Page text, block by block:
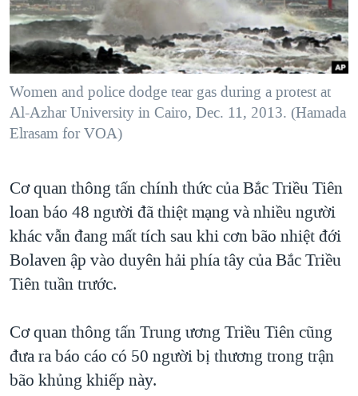
"Tìm"NGƯỜI VIỆT HẢI NGOẠI
ĐỜI SỐNG
KINH TẾ
KHOA HỌC
SỨC KHOẺ
THỂ THAO
GIÁO DỤC
TẠI
HÀNH TRÌNH BẦU CỬ 2024
MỘT NĂM CHIẾN TRANH TẠI DẢI GAZA
GIẢI MÃ VÀNH ĐAI & CON ĐƯỜNG
NGÀY TỊ NẠN THẾ GIỚI
CHI PHÍ CHIẾN TRANH AFGHANISTAN
CÁC GIÁ TRỊ CỘNG HÒA Ở VIỆT NAM
THƯỢNG ĐỈNH TRUMP-KIM TẠI VIỆT NAM
TRỊNH VĨNH BÌNH VS. CHÍNH PHỦ VIỆT NAM
BÊN KIA QUỐC LỘ: TIẾNG VỌNG TỪ NÔNG THÔN MỸ
QUAN HỆ VIỆT MỸ
VIDEO
NGHE
MẠNG XÃ HỘI
Women and police dodge tear gas during a protest at
Al-Azhar University in Cairo, Dec. 11, 2013. (Hamada
Elrasam for VOA)
Cơ quan thông tấn chính thức của Bắc Triều Tiên
loan báo 48 người đã thiệt mạng và nhiều người
khác vẫn đang mất tích sau khi cơn bão nhiệt đới
Bolaven ập vào duyên hải phía tây của Bắc Triều
Tiên tuần trước.
Cơ quan thông tấn Trung ương Triều Tiên cũng
đưa ra báo cáo có 50 người bị thương trong trận
bão khủng khiếp này.